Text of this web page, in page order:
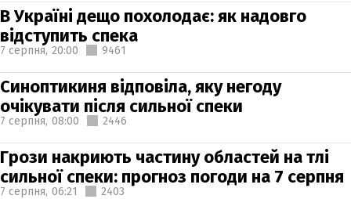
В Україні дещо похолодає: як надовго
відступить спека
7 серпня, 20:00 9461
Синоптикиня відповіла, яку негоду
очікувати після сильної спеки
7 серпня, 08:00 2446
Грози накриють частину областей на тлі
сильної спеки: прогноз погоди на 7 серпня
7 серпня, 06:21 2403